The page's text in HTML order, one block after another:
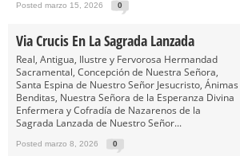
Posted marzo 15, 2026 0
Via Crucis En La Sagrada Lanzada
Real, Antigua, Ilustre y Fervorosa Hermandad
Sacramental, Concepción de Nuestra Señora,
Santa Espina de Nuestro Señor Jesucristo, Ánimas
Benditas, Nuestra Señora de la Esperanza Divina
Enfermera y Cofradía de Nazarenos de la
Sagrada Lanzada de Nuestro Señor...
Posted marzo 8, 2026 0